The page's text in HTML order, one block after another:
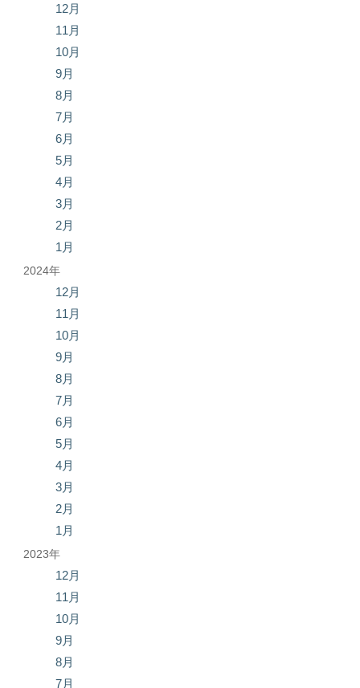
12月
11月
10月
9月
8月
7月
6月
5月
4月
3月
2月
1月
2024年
12月
11月
10月
9月
8月
7月
6月
5月
4月
3月
2月
1月
2023年
12月
11月
10月
9月
8月
7月